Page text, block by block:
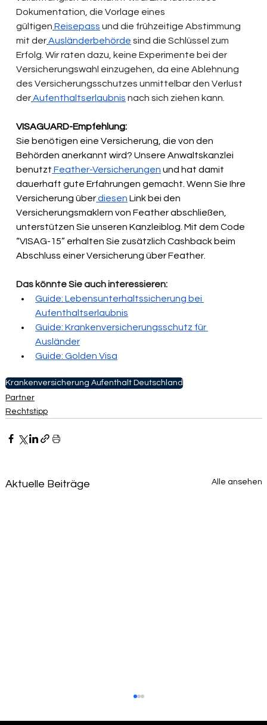
Dokumentation, die Vorlage eines
gültigen Reisepass und die frühzeitige Abstimmung
mit derAusländerbehörde sind die Schlüssel zum
Erfolg. Wir raten dazu, keine Experimente bei der
Versicherungswahl einzugehen, da eine Ablehnung
des Versicherungsschutzes unmittelbar den Verlust
derAufenthaltserlaubnis nach sich ziehen kann.
VISAGUARD-Empfehlung:
Sie benötigen eine Versicherung, die von den
Behörden anerkannt wird? Unsere Anwaltskanzlei
benutzt Feather-Versicherungen und hat damit
dauerhaft gute Erfahrungen gemacht. Wenn Sie Ihre
Versicherung über diesen Link bei den
Versicherungsmaklern von Feather abschließen,
unterstützen Sie unseren Kanzleiblog. Mit dem Code
“VISAG-15” erhalten Sie zusätzlich Cashback beim
Abschluss einer Versicherung über Feather.
Das könnte Sie auch interessieren:
Guide: Lebensunterhaltssicherung bei
Aufenthaltserlaubnis
Guide: Krankenversicherungsschutz für
Ausländer
Guide: Golden Visa
Krankenversicherung Aufenthalt Deutschland
Partner
Rechtstipp
Aktuelle Beiträge Alle ansehen